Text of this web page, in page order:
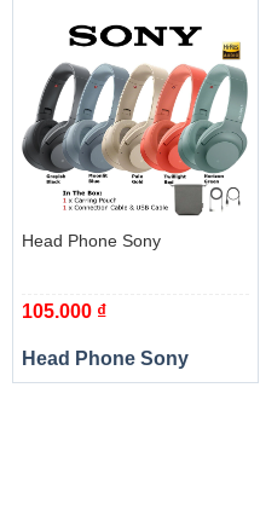
Head Phone Sony
105.000 ₫
Head Phone Sony